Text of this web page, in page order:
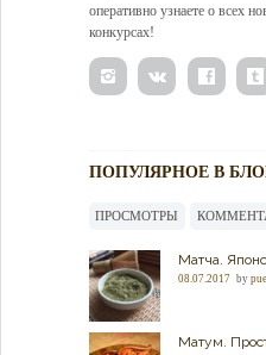
оперативно узнаете о всех
конкурсах!
ПОПУЛЯРНОЕ В
ПРОСМОТРЫ
Матча.
08.07.2017 by
Матум.